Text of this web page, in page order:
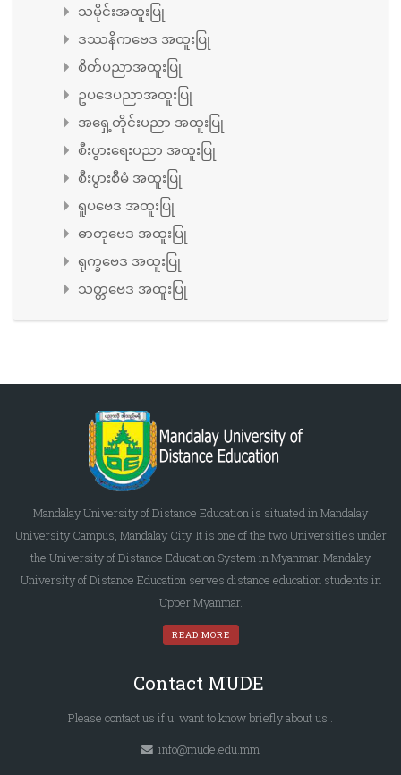
သမိုင်းအထူးပြု
ဒဿနိကဗေဒ အထူးပြု
စိတ်ပညာအထူးပြု
ဥပဒေပညာအထူးပြု
အရှေ့တိုင်းပညာ အထူးပြု
စီးပွားရေးပညာ အထူးပြု
စီးပွားစီမံ အထူးပြု
ရူပဗေဒ အထူးပြု
ဓာတုဗေဒ အထူးပြု
ရုက္ခဗေဒ အထူးပြု
သတ္တဗေဒ အထူးပြု
Mandalay University of Distance Education is situated in Mandalay
University Campus, Mandalay City. It is one of the two Universities under
the University of Distance Education System in Myanmar. Mandalay
University of Distance Education serves distance education students in
Upper Myanmar.
READ MORE
Contact MUDE
Please contact us if u want to know brieflyabout us
info@mude.edu.mm